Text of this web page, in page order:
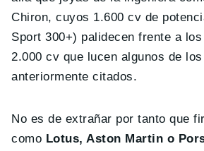
Chiron, cuyos 1.600 cv de
Sport 300+) palidecen frente a
2.000 cv que lucen algunos de
anteriormente citados.
No es de extrañar por tanto que
como Lotus, Aston Martin o